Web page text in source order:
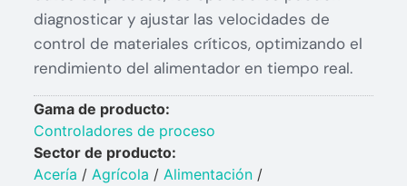
diagnosticar y ajustar las velocidades de
control de materiales críticos, optimizando el
rendimiento del alimentador en tiempo real.
Gama de producto:
Controladores de proceso
Sector de producto:
Acería / Agrícola / Alimentación/